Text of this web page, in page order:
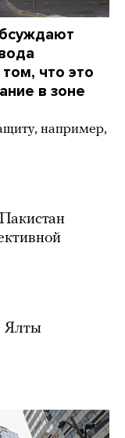
что это
в зоне
например,
Ялты